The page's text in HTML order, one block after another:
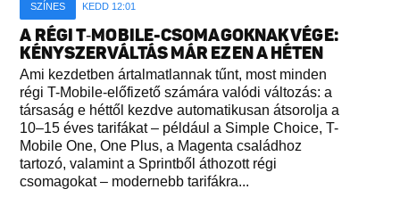
SZÍNES KEDD 12:01
A RÉGI T‑MOBILE-CSOMAGOKNAK VÉGE:
KÉNYSZERVÁLTÁS MÁR EZEN A HÉTEN
Ami kezdetben ártalmatlannak tűnt, most minden
régi T-Mobile-előfizető számára valódi változás: a
társaság e héttől kezdve automatikusan átsorolja a
10–15 éves tarifákat – például a Simple Choice, T-
Mobile One, One Plus, a Magenta családhoz
tartozó, valamint a Sprintből áthozott régi
csomagokat – modernebb tarifákra...